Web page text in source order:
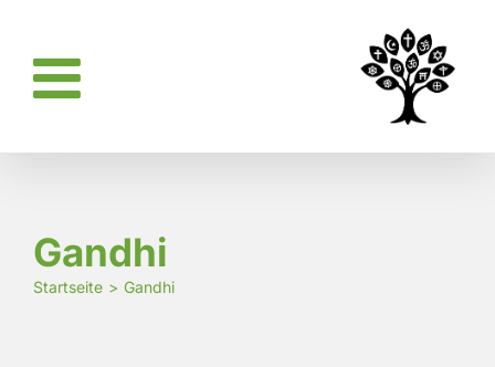
springen
Gandhi
Startseite Gandhi